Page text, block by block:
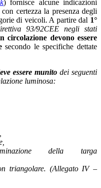
) fornisce alcune indicazioni
certezza la presenza degli
di veicoli. A partire dal 1°
93/92CEE negli stati
circolazione devono essere
secondo le specifiche dettate
essere munito dei seguenti
luminosa:
della targa
triangolare. (Allegato IV –